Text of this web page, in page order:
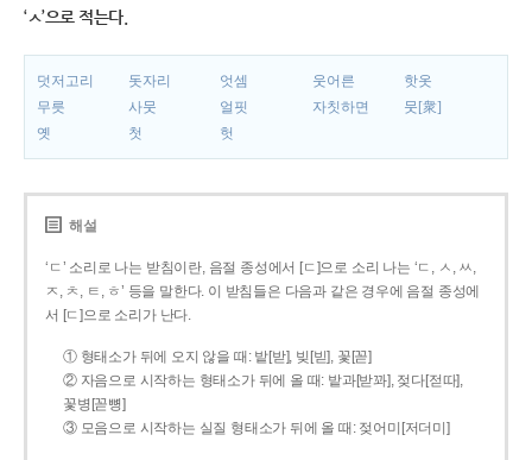
‘ㅅ’으로 적는다.
덧저고리 돗자리 엇셈 웃어른
핫옷
무릇
사뭇 얼핏 자칫하면
뭇[衆]
옛
첫 헛
해설
‘ㄷ’ 소리로 나는 받침이란, 음절 종성에서 [ㄷ]으로 소리 나는 ‘ㄷ, ㅅ, ㅆ,
ㅈ, ㅊ, ㅌ, ㅎ’ 등을 말한다. 이 받침들은 다음과 같은 경우에 음절 종성에
서 [ㄷ]으로 소리가 난다.
① 형태소가 뒤에 오지 않을 때: 밭[받], 빚[빋], 꽃[꼳]
② 자음으로 시작하는 형태소가 뒤에 올 때: 밭과[받꽈], 젖다[젇따],
꽃병[꼳뼝]
③ 모음으로 시작하는 실질 형태소가 뒤에 올 때: 젖어미[저더미]